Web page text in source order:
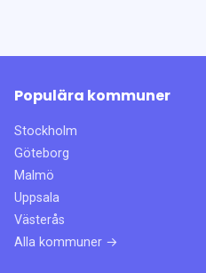
Populära kommuner
Stockholm
Göteborg
Malmö
Uppsala
Västerås
Alla kommuner →